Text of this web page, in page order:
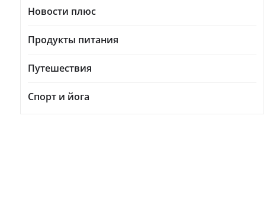
Новости плюс
Продукты питания
Путешествия
Спорт и йога